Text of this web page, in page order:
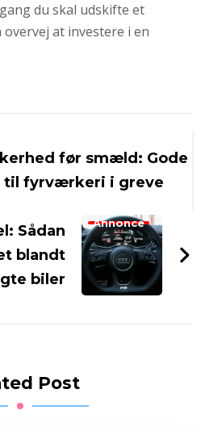
du skal udskifte et
at investere i en
før smæld: Gode
til fyrværkeri i greve
Annonce
Sådan
blandt
biler
Post